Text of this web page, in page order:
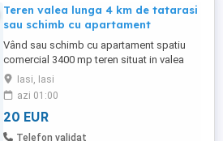
Teren valea lunga 4 km de tatarasi
sau schimb cu apartament
Vând sau schimb cu apartament spatiu
comercial 3400 mp teren situat in valea
lunga, la 4 km de tatarasi. Momentan
terenul este extravilan. Se poate schimba
in intravilan. In jurul terenului sunt
construite case. Preț 20 euro mp neg.
Iasi, Iasi
azi 01:00
20 EUR
Telefon validat